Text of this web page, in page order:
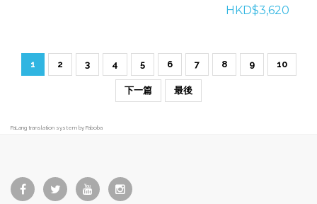
HKD$3,620
1 2 3 4 5 6 7 8 9 10
下一篇 最後
FaLang translation system by Faboba